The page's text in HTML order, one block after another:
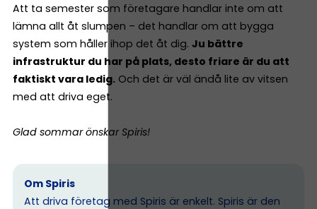
Att ta semester som företagare handlar inte om att
lämna allt åt slumpen – det handlar om att bygga
system som håller ihop det åt dig. Ju bättre
infrastruktur du har på plats, desto friare är du att
faktiskt vara ledig. Och det är väl ändå lite av vitsen
med att driva eget.
Glad sommar önskar Spiris!
Om Spiris
Att driva företag med Spiris är enkelt. Spiris är den